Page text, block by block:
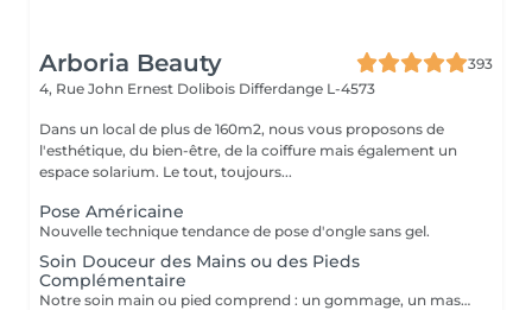
Arboria Beauty
393
4, Rue John Ernest Dolibois Differdange L-4573
Dans un local de plus de 160m2, nous vous proposons de
l'esthétique, du bien-être, de la coiffure mais également un
espace solarium. Le tout, toujours...
Pose Américaine
Nouvelle technique tendance de pose d'ongle sans gel.
Soin Douceur des Mains ou des Pieds
Complémentaire
Notre soin main ou pied comprend : un gommage, un masque, un massage et l'application d'une crème